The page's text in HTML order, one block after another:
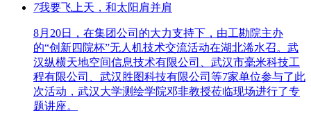
7我要飞上天，和太阳肩并肩
8月20日，在集团公司的大力支持下，由工勘院主办
的“创新四院杯”无人机技术交流活动在湖北浠水召。武
汉纵横天地空间信息技术有限公司、武汉市毫米科技工
程有限公司、武汉胜图科技有限公司等7家单位参与了此
次活动，武汉大学测绘学院邓非教授莅临现场进行了专
题讲座。